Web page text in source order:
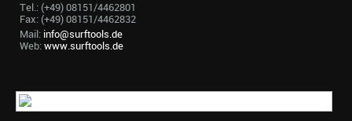
Tel.: (+49) 08151/4462801
Fax: (+49) 08151/4462832
Mail: info@surftools.de
Web: www.surftools.de